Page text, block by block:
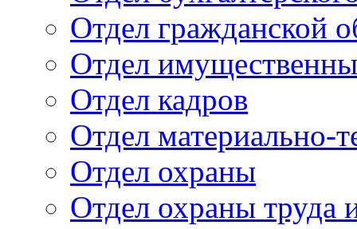
Отдел гражданской
Отдел
Отдел кадров
Отдел материально-
Отдел охраны
Отдел охраны труда